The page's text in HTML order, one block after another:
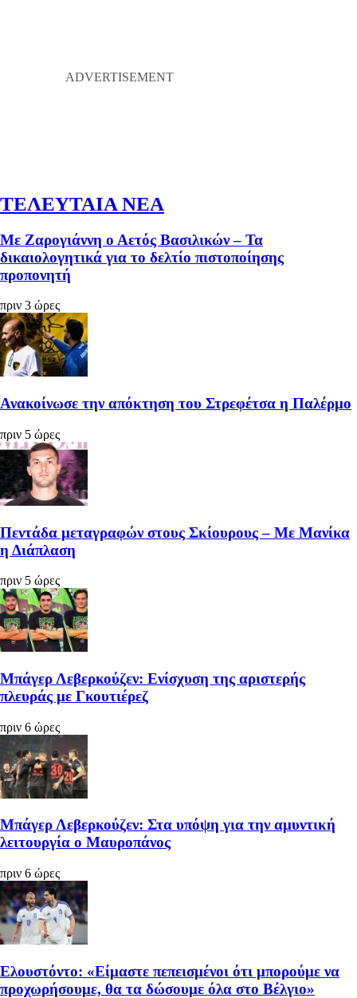
ΤΕΛΕΥΤΑΙΑ ΝΕΑ
Με Ζαρογιάννη ο Αετός Βασιλικών – Τα
δικαιολογητικά για το δελτίο πιστοποίησης
προπονητή
πριν 3 ώρες
Ανακοίνωσε την απόκτηση του Στρεφέτσα η Παλέρμο
πριν 5 ώρες
Πεντάδα μεταγραφών στους Σκίουρους – Με Μανίκα
η Διάπλαση
πριν 5 ώρες
Μπάγερ Λεβερκούζεν: Ενίσχυση της αριστερής
πλευράς με Γκουτιέρεζ
πριν 6 ώρες
Μπάγερ Λεβερκούζεν: Στα υπόψη για την αμυντική
λειτουργία ο Μαυροπάνος
πριν 6 ώρες
Ελουστόντο: «Είμαστε πεπεισμένοι ότι μπορούμε να
προχωρήσουμε, θα τα δώσουμε όλα στο Βέλγιο»